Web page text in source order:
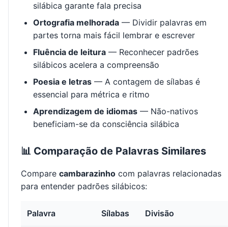
silábica garante fala precisa
Ortografia melhorada — Dividir palavras em
partes torna mais fácil lembrar e escrever
Fluência de leitura — Reconhecer padrões
silábicos acelera a compreensão
Poesia e letras — A contagem de sílabas é
essencial para métrica e ritmo
Aprendizagem de idiomas — Não-nativos
beneficiam-se da consciência silábica
📊 Comparação de Palavras Similares
Compare cambarazinho com palavras relacionadas
para entender padrões silábicos:
Palavra Sílabas Divisão